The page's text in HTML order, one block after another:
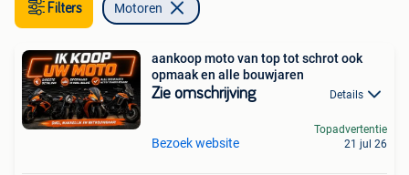
Filters Motoren
aankoop moto van top tot schrot ook
opmaak en alle bouwjaren
Zie omschrijving Details
Bezoek website
Topadvertentie
21 jul 26